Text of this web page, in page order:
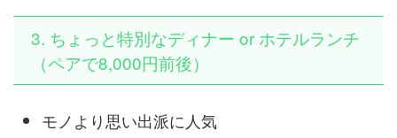
3. ちょっと特別なディナー or ホテルランチ
（ペアで8,000円前後）
モノより思い出派に人気